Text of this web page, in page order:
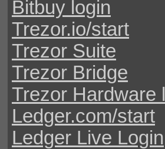
Bitbuy login
Trezor.io/start
Trezor Suite
Trezor Bridge
Trezor Hardware
Ledger.com/start
Ledger Live Login